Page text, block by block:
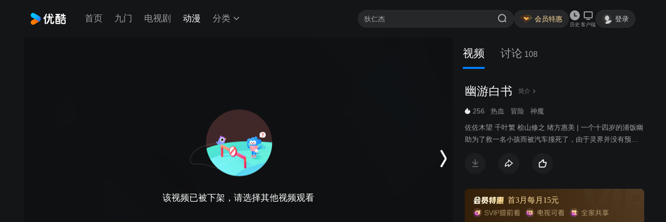
首页 九门 电视剧 动漫 分类 会员特惠
历史 客户端
登录
该视频已被下架，请选择其他视频观看
视频 讨论 108
幽游白书 简介
256 热血 冒险 神魔
佐佐木望 千叶繁 桧山修之 绪方惠美 | 一个十四岁的浦饭幽
助为了救一名小孩而被汽车撞死了，由于灵界并没有预计
生的机会。经过了灵界的考验，幽助终于重回自己的身
首3月每月15元